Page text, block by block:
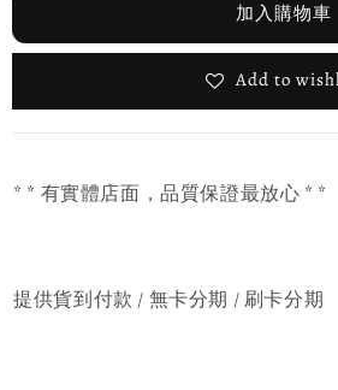
加入購物車
Add to
* * 有實體店面，品質保證最放心 * *
提供貨到付款 / 無卡分期 / 刷卡分期